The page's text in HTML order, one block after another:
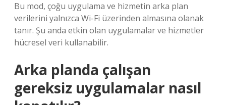
Bu mod, çoğu uygulama ve hizmetin arka plan
verilerini yalnızca Wi-Fi üzerinden almasına olanak
tanır. Şu anda etkin olan uygulamalar ve hizmetler
hücresel veri kullanabilir.
Arka planda çalışan
gereksiz uygulamalar nasıl